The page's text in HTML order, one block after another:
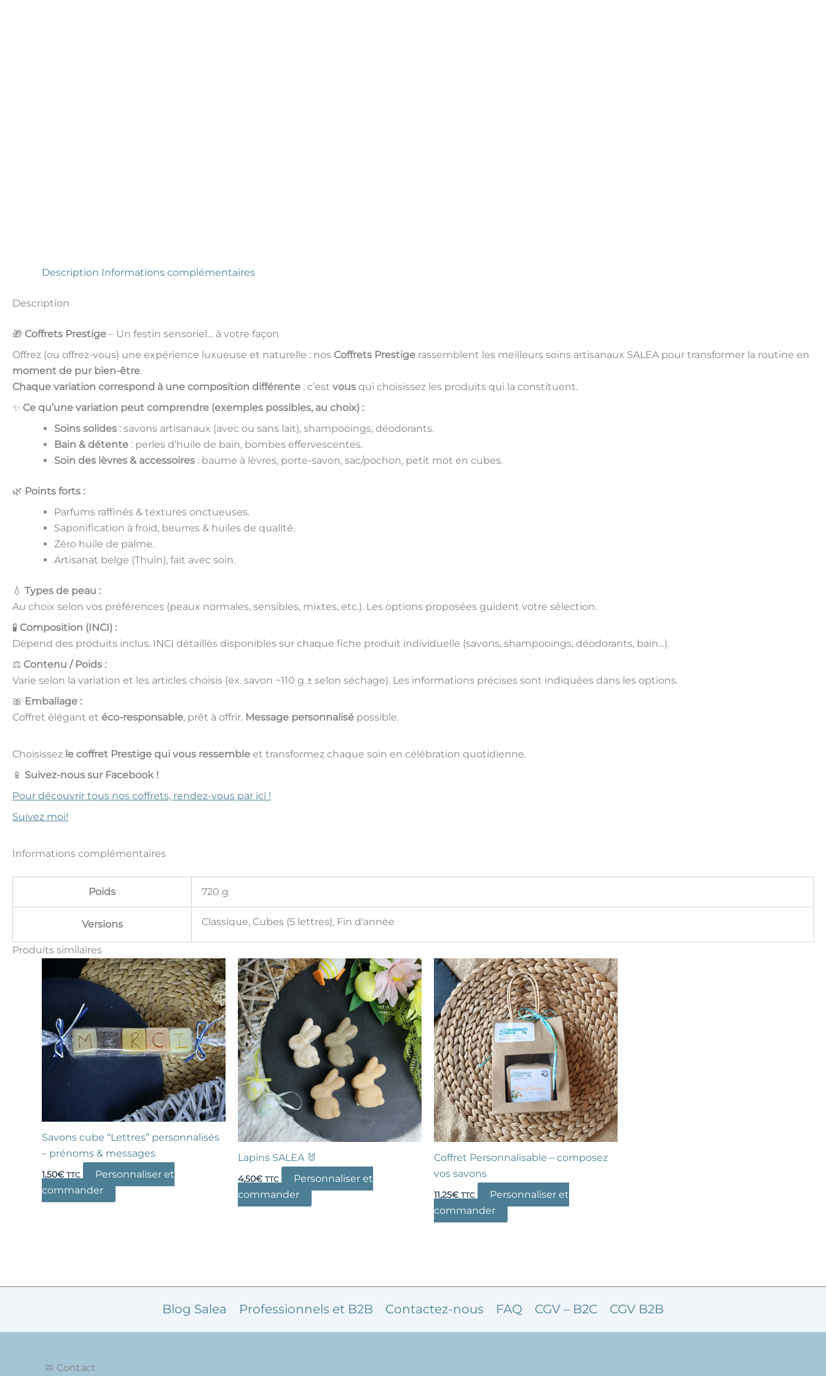
Description Informations complémentaires
Description
🎁 Coffrets Prestige – Un festin sensoriel… à votre façon
Offrez (ou offrez-vous) une expérience luxueuse et naturelle : nos Coffrets Prestige rassemblent les meilleurs soins artisanaux SALEA pour transformer la routine en
moment de pur bien-être.
Chaque variation correspond à une composition différente : c’est vous qui choisissez les produits qui la constituent.
✨ Ce qu’une variation peut comprendre (exemples possibles, au choix) :
Soins solides : savons artisanaux (avec ou sans lait), shampooings, déodorants.
Bain & détente : perles d’huile de bain, bombes effervescentes.
Soin des lèvres & accessoires : baume à lèvres, porte-savon, sac/pochon, petit mot en cubes.
🌿 Points forts :
Parfums raffinés & textures onctueuses.
Saponification à froid, beurres & huiles de qualité.
Zéro huile de palme.
Artisanat belge (Thuin), fait avec soin.
💧 Types de peau :
Au choix selon vos préférences (peaux normales, sensibles, mixtes, etc.). Les options proposées guident votre sélection.
🧪 Composition (INCI) :
Dépend des produits inclus. INCI détaillés disponibles sur chaque fiche produit individuelle (savons, shampooings, déodorants, bain…).
⚖️ Contenu / Poids :
Varie selon la variation et les articles choisis (ex. savon ~110 g ± selon séchage). Les informations précises sont indiquées dans les options.
🎀 Emballage :
Coffret élégant et éco-responsable, prêt à offrir. Message personnalisé possible.
Choisissez le coffret Prestige qui vous ressemble et transformez chaque soin en célébration quotidienne.
📱 Suivez-nous sur Facebook !
Pour découvrir tous nos coffrets, rendez-vous par ici !
Suivez moi!
Informations complémentaires
Poids 720 g
Versions Classique, Cubes (5 lettres), Fin d'année
Produits similaires
Savons cube “Lettres” personnalisés
– prénoms & messages
1,50€ TTC
Personnaliser et
commander
Lapins SALEA 🐰
4,50€ TTC
Personnaliser et
commander
Coffret Personnalisable – composez
vos savons
11,25€ TTC
Personnaliser et
commander
Blog Salea Professionnels et B2B Contactez-nous FAQ CGV – B2C CGV B2B
🧼 Contact